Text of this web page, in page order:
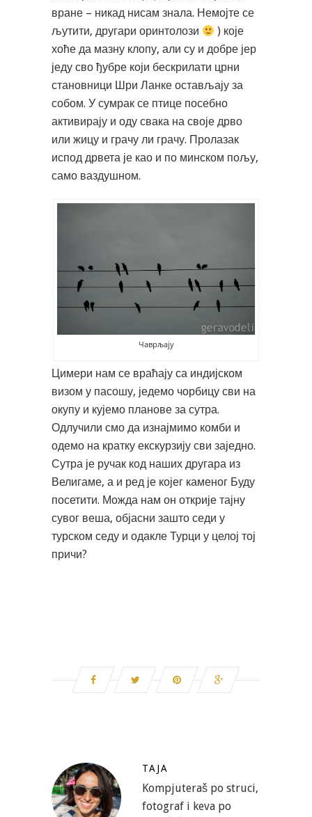
вране – никад нисам знала. Немојте се
љутити, другари оринтолози
) које
хоће да мазну клопу, али су и добре јер
једу сво ђубре који бескрилати црни
становници Шри Ланке остављају за
собом. У сумрак се птице посебно
активирају и оду свака на своје дрво
или жицу и грачу ли грачу. Пролазак
испод дрвета је као и по минском пољу,
само ваздушном.
Чаврљају
Цимери нам се враћају са индијском
визом у пасошу, једемо чорбицу сви на
окупу и кујемо планове за сутра.
Одлучили смо да изнајмимо комби и
одемо на кратку екскурзију сви заједно.
Сутра је ручак код наших другара из
Велигаме, а и ред је којег каменог Буду
посетити. Можда нам он открије тајну
сувог веша, објасни зашто седи у
турском седу и одакле Турци у целој тој
причи?
TAJA
Kompjuteraš po struci,
fotograf i keva po